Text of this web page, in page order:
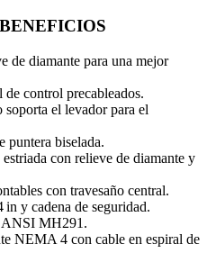
de diamante para una mejor
control precableados.
el levador para el
puntera biselada.
con relieve de diamante y
con travesaño central.
in y cadena de seguridad.
ANSI MH291.
NEMA 4 con cable en espiral de